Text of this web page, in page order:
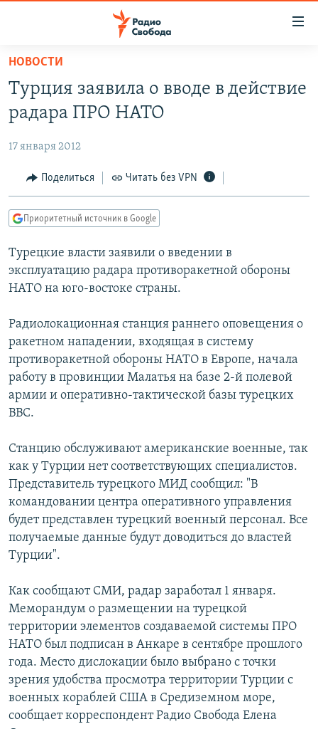
упрощенного
доступа
основному
Вернутся
главной
навигации
Вернутся
поиску
ПОДКАСТЫ
АВТОРСКИЕ ПРОЕКТЫ
ЦИТАТЫ СВОБОДЫ
МНЕНИЯ
IDEL.РЕАЛИИ
КАВКАЗ.РЕАЛИИ
СЕВЕР.РЕАЛИИ
РАСПИСАНИЕ ВЕЩАНИЯ
ПОДПИШИТЕСЬ НА РАССЫЛКУ
СОЦИАЛЬНЫЕ СЕТИ
Все сайты РСЕ/РС
НОВОСТИ
Турция заявила о вводе в действие
радара ПРО НАТО
17 января 2012
Поделиться Читать без VPN
Приоритетный источник в Google
Турецкие власти заявили о введении в
эксплуатацию радара противоракетной обороны
НАТО на юго-востоке страны.
Радиолокационная станция раннего оповещения о
ракетном нападении, входящая в систему
противоракетной обороны НАТО в Европе, начала
работу в провинции Малатья на базе 2-й полевой
армии и оперативно-тактической базы турецких
ВВС.
Станцию обслуживают американские военные, так
как у Турции нет соответствующих специалистов.
Представитель турецкого МИД сообщил: "В
командовании центра оперативного управления
будет представлен турецкий военный персонал. Все
получаемые данные будут доводиться до властей
Турции".
Как сообщают СМИ, радар заработал 1 января.
Меморандум о размещении на турецкой
территории элементов создаваемой системы ПРО
НАТО был подписан в Анкаре в сентябре прошлого
года. Место дислокации было выбрано с точки
зрения удобства просмотра территории Турции с
военных кораблей США в Средиземном море,
сообщает корреспондент Радио Свобода Елена